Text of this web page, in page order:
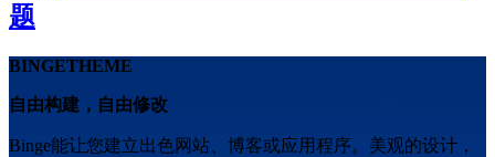
题
BINGETHEME
自由构建，自由修改
Binge能让您建立出色网站、博客或应用程序。美观的设计，